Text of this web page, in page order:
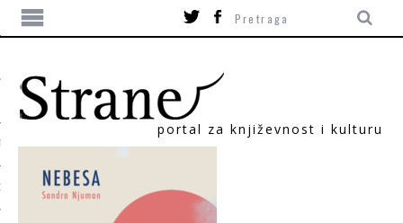
portal za književnost i kulturu